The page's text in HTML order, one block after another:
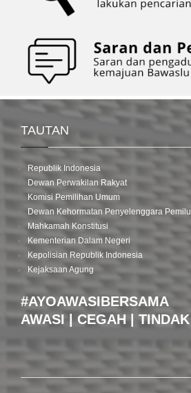
TAUTAN
Republik Indonesia
Dewan Perwakilan Rakyat
Komisi Pemilihan Umum
Dewan Kehormatan Penyelenggara Pemilu
Mahkamah Konstitusi
Kementerian Dalam Negeri
Kepolisian Republik Indonesia
Kejaksaan Agung
#AYOAWASIBERSAMA
AWASI | CEGAH | TINDAK